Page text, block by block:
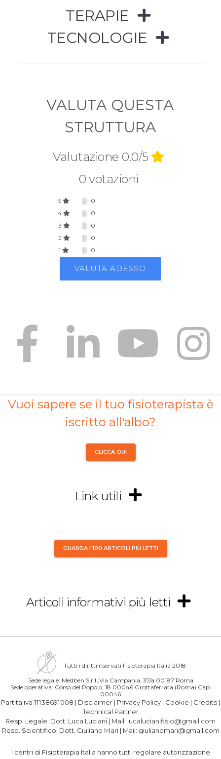
TERAPIE
TECNOLOGIE
VALUTA QUESTA
STRUTTURA
Valutazione 0.0/5
0 votazioni
5
0
4
0
3
0
2
0
1
0
VALUTA ADESSO
Vuoi sapere se il tuo fisioterapista è
iscritto all'albo?
CLICCA QUI
Link utili
GUARDA I 100 ARTICOLI PIÙ LETTI
Articoli informativi più letti
Tutti i diritti riservati Fisioterapia Italia 2018
Sede legale: Medben S.r.l.,Via Campania, 37/a 00187 Roma
Sede operativa: Corso del Popolo, 18 00046 Grottaferrata (Roma) Cap.
00046
Partita iva 11138691008 | Disclaimer | Privacy Policy | Cookie | Credits |
Technical Partner
Resp. Legale: Dott. Luca Luciani | Mail: lucalucianifisio@gmail.com
Resp. Scientifico: Dott. Giuliano Mari| Mail: giulianomari@gmail.com
I centri di Fisioterapia Italia hanno tutti regolare autorizzazione